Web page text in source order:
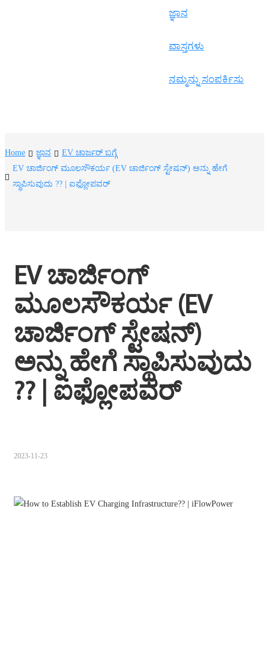
한국어
Tiếng Việt
svenska
Polski
Corsu
ລາວ
Burmese
Slovenščina
ಜ್ಞಾನ
ವಾಸ್ತಗಳು
ನಮ್ಮನ್ನು ಸಂಪರ್ಕಿಸು
Home ಜ್ಞಾನ
EV ಚಾರ್ಜರ್ ಬಗ್ಗೆ
EV ಚಾರ್ಜಿಂಗ್ ಮೂಲಸೌಕರ್ಯ (EV ಚಾರ್ಜಿಂಗ್ ಸ್ಟೇಷನ್) ಅನ್ನು ಹೇಗೆ
ಸ್ಥಾಪಿಸುವುದು ?? | ಐಫ್ಲೋಪವರ್
EV ಚಾರ್ಜಿಂಗ್
ಮೂಲಸೌಕರ್ಯ (EV
ಚಾರ್ಜಿಂಗ್ ಸ್ಟೇಷನ್)
ಅನ್ನು ಹೇಗೆ ಸ್ಥಾಪಿಸುವುದು
?? | ಐಫ್ಲೋಪವರ್
2023-11-23